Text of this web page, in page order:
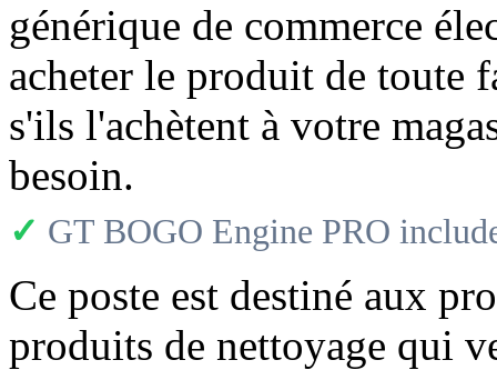
générique de commerce
acheter le produit de toute
s'ils l'achètent à votre
besoin.
✓ GT BOGO Engine PRO
Ce poste est destiné aux
produits de nettoyage qui